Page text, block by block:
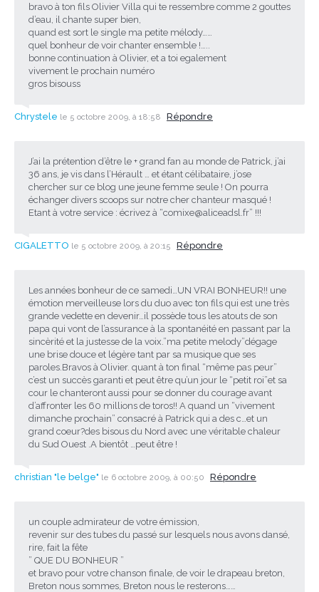
bravo à ton fils Olivier Villa qui te ressembre comme 2 gouttes
d’eau, il chante super bien,
quand est sort le single ma petite mélody……
quel bonheur de voir chanter ensemble !…..
bonne continuation à Olivier, et a toi egalement
vivement le prochain numéro
gros bisouss
Chrystele le 5 octobre 2009, à 18:58 Répondre
J’ai la prétention d’être le + grand fan au monde de Patrick, j’ai
36 ans, je vis dans l’Hérault … et étant célibataire, j’ose
chercher sur ce blog une jeune femme seule ! On pourra
échanger divers scoops sur notre cher chanteur masqué !
Etant à votre service : écrivez à “comixe@aliceadsl.fr” !!!
CIGALETTO le 5 octobre 2009, à 20:15 Répondre
Les années bonheur de ce samedi…UN VRAI BONHEUR!! une
émotion merveilleuse lors du duo avec ton fils qui est une très
grande vedette en devenir…il possède tous les atouts de son
papa qui vont de l’assurance à la spontanéité en passant par la
sincèrité et la justesse de la voix.”ma petite melody”dégage
une brise douce et légère tant par sa musique que ses
paroles.Bravos à Olivier. quant à ton final “même pas peur”
c’est un succès garanti et peut être qu’un jour le “petit roi”et sa
cour le chanteront aussi pour se donner du courage avant
d’affronter les 60 millions de toros!! A quand un “vivement
dimanche prochain” consacré à Patrick qui a des c…et un
grand coeur?des bisous du Nord avec une véritable chaleur
du Sud Ouest .A bientôt …peut être !
christian "le belge" le 6 octobre 2009, à 00:50 Répondre
un couple admirateur de votre émission,
revenir sur des tubes du passé sur lesquels nous avons dansé,
rire, fait la fête
” QUE DU BONHEUR ”
et bravo pour votre chanson finale, de voir le drapeau breton,
Breton nous sommes, Breton nous le resterons……